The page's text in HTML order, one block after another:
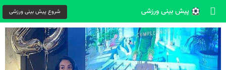
شروع پیش بینی ورزشی